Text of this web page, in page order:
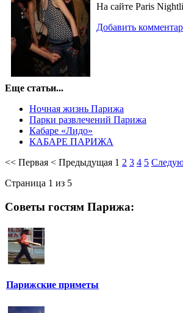
На сайте Paris
Добавить
Еще статьи...
Ночная жизнь Парижа
Парки развлечений Парижа
Кабаре «Лидо»
КАБАРЕ ПАРИЖА
<< Первая < Предыдущая 1 2 3 4 5
Страница 1 из 5
Советы гостям Парижа:
Парижские приметы